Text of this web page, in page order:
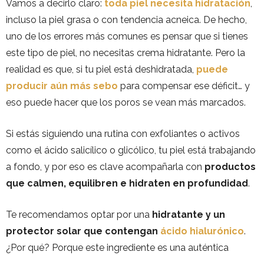
Vamos a decirlo claro: toda piel necesita hidratación,
incluso la piel grasa o con tendencia acneica. De hecho,
uno de los errores más comunes es pensar que si tienes
este tipo de piel, no necesitas crema hidratante. Pero la
realidad es que, si tu piel está deshidratada, puede
producir aún más sebo para compensar ese déficit… y
eso puede hacer que los poros se vean más marcados.
Si estás siguiendo una rutina con exfoliantes o activos
como el ácido salicílico o glicólico, tu piel está trabajando
a fondo, y por eso es clave acompañarla con productos
que calmen, equilibren e hidraten en profundidad.
Te recomendamos optar por una hidratante y un
protector solar que contengan ácido hialurónico.
¿Por qué? Porque este ingrediente es una auténtica